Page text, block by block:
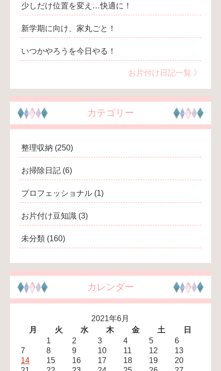
少しだけ位置を変え…快適に！
新学期に向け、家丸ごと！
いつかやろうを今日やる！
お片付け日記一覧 》
カテゴリー
整理収納 (250)
お掃除日記 (6)
プロフェッショナル (1)
お片付け豆知識 (3)
未分類 (160)
カレンダー
2021年6月
月
火 水 木 金 土
日
1
2 3 4 5
6
7
8 9 10 11 12
13
14
15 16 17 18 19
20